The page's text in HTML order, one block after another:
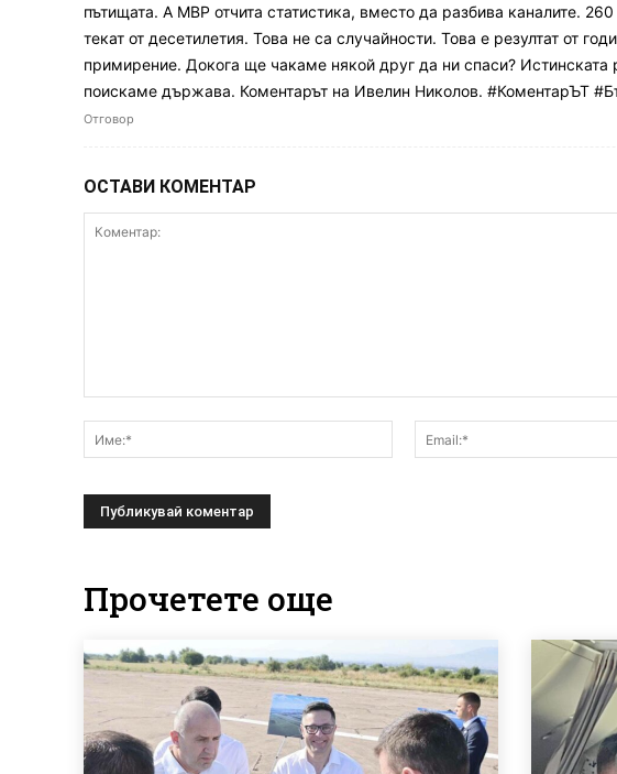
пътищата. А МВР отчита статистика, вместо да разбива каналите.
текат от десетилетия. Това не са случайности. Това е резултат от
примирение. Докога ще чакаме някой друг да ни спаси? Истинската
поискаме държава. Коментарът на Ивелин Николов. #КоментарЪТ
Отговор
ОСТАВИ КОМЕНТАР
Име:*
Прочетете още